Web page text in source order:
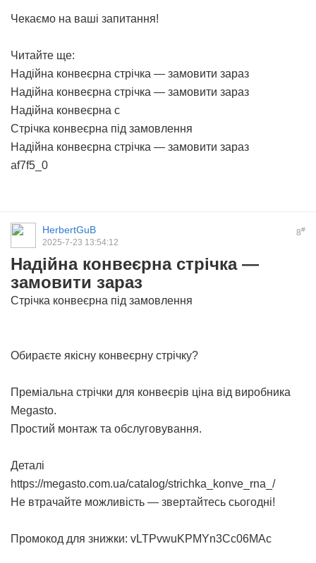
Чекаємо на ваші запитання!
Читайте ще:
Надійна конвеєрна стрічка — замовити зараз
Надійна конвеєрна стрічка — замовити зараз
Надійна конвеєрна с
Стрічка конвеєрна під замовлення
Надійна конвеєрна стрічка — замовити зараз
af7f5_0
8#
HerbertGuB
2025-7-23 13:54:12
Надійна конвеєрна стрічка —
замовити зараз
Стрічка конвеєрна під замовлення
Обираєте якісну конвеєрну стрічку?
Преміальна стрічки для конвеєрів ціна від виробника
Megasto.
Простий монтаж та обслуговування.
Деталі
https://megasto.com.ua/catalog/strichka_konve_rna_/
Не втрачайте можливість — звертайтесь сьогодні!
Промокод для знижки: vLTPvwuKPMYn3Cc06MAc